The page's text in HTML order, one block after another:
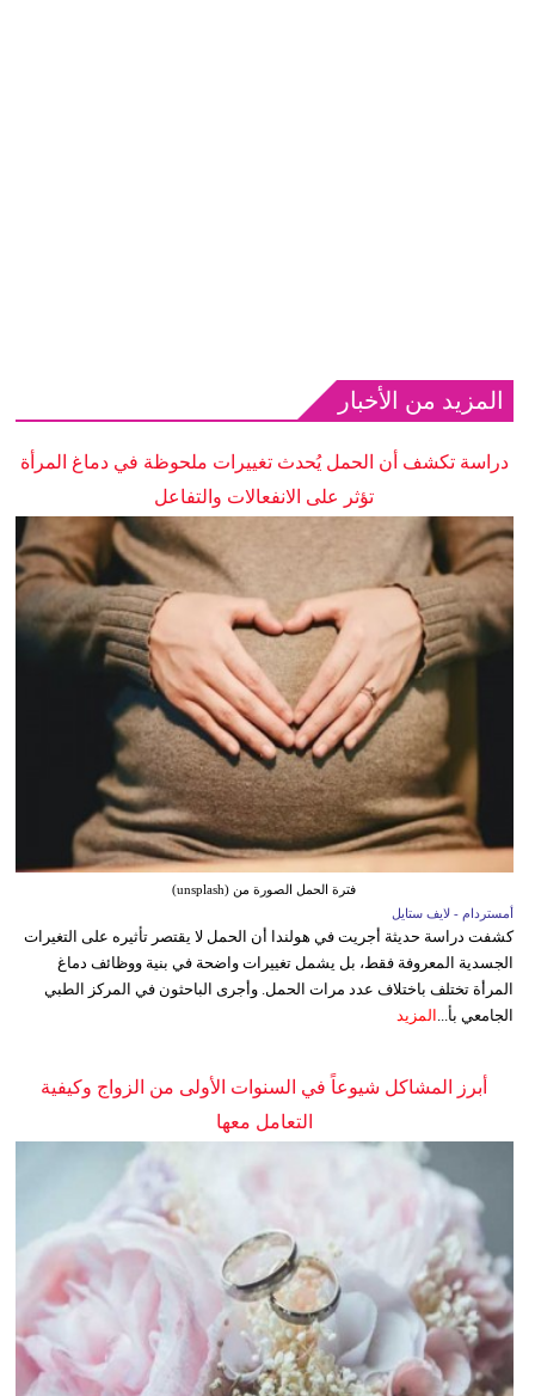
المزيد من الأخبار
دراسة تكشف أن الحمل يُحدث تغييرات ملحوظة في دماغ المرأة
تؤثر على الانفعالات والتفاعل
فترة الحمل الصورة من (unsplash)
أمستردام - لايف ستايل
كشفت دراسة حديثة أجريت في هولندا أن الحمل لا يقتصر تأثيره على التغيرات
الجسدية المعروفة فقط، بل يشمل تغييرات واضحة في بنية ووظائف دماغ
المرأة تختلف باختلاف عدد مرات الحمل. وأجرى الباحثون في المركز الطبي
الجامعي بأ... المزيد
أبرز المشاكل شيوعاً في السنوات الأولى من الزواج وكيفية
التعامل معها